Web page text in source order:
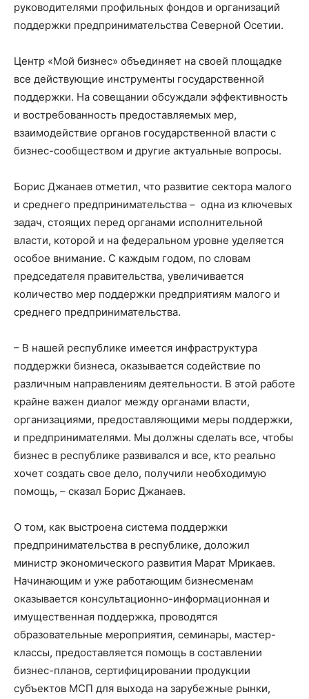
руководителями профильных фондов и организаций
поддержки предпринимательства Северной Осетии.
Центр «Мой бизнес» объединяет на своей площадке
все действующие инструменты государственной
поддержки. На совещании обсуждали эффективность
и востребованность предоставляемых мер,
взаимодействие органов государственной власти с
бизнес-сообществом и другие актуальные вопросы.
Борис Джанаев отметил, что развитие сектора малого
и среднего предпринимательства – одна из ключевых
задач, стоящих перед органами исполнительной
власти, которой и на федеральном уровне уделяется
особое внимание. С каждым годом, по словам
председателя правительства, увеличивается
количество мер поддержки предприятиям малого и
среднего предпринимательства.
– В нашей республике имеется инфраструктура
поддержки бизнеса, оказывается содействие по
различным направлениям деятельности. В этой работе
крайне важен диалог между органами власти,
организациями, предоставляющими меры поддержки,
и предпринимателями. Мы должны сделать все, чтобы
бизнес в республике развивался и все, кто реально
хочет создать свое дело, получили необходимую
помощь, – сказал Борис Джанаев.
О том, как выстроена система поддержки
предпринимательства в республике, доложил
министр экономического развития Марат Мрикаев.
Начинающим и уже работающим бизнесменам
оказывается консультационно-информационная и
имущественная поддержка, проводятся
образовательные мероприятия, семинары, мастер-
классы, предоставляется помощь в составлении
бизнес-планов, сертифицировании продукции
субъектов МСП для выхода на зарубежные рынки,